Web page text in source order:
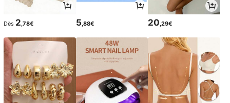
Dès 2,78€ 5,88€ 20,29€